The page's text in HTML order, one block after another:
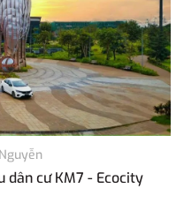
dân cư KM7 - Ecocity